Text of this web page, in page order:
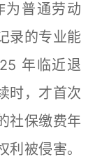
为普通劳动
录的专业能
年临近退
时，才首次
社保缴费年
被侵害。